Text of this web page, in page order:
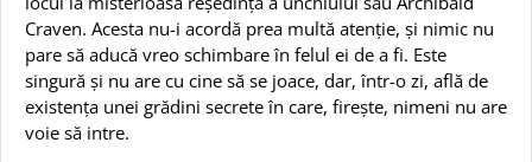
Craven. Acesta nu-i acordă prea multă atenție, și nimic nu
pare să aducă vreo schimbare în felul ei de a fi. Este
singură și nu are cu cine să se joace, dar, într-o zi, află de
existența unei grădini secrete în care, firește, nimeni nu are
voie să intre.